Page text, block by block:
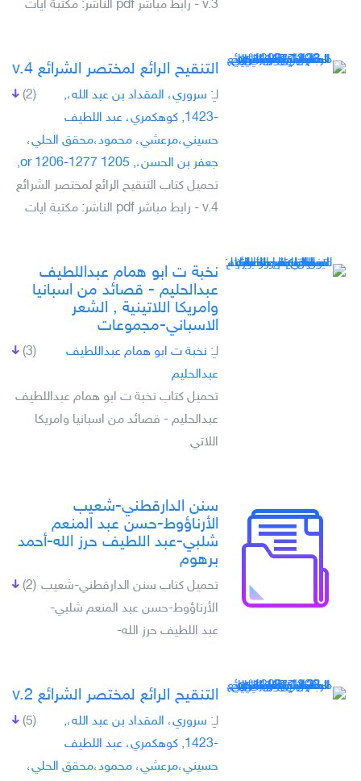
v.3 - رابط مباشر pdf الناشر: مكتبة ايات
التنقيح الرائع لمختصر الشرائع v.4
(2) لـِ: سروري، المقداد بن عبد الله،,
-1423, كوهكمري، عبد اللطيف
حسيني،مرعشي، محمود،محقق الحلي،
جعفر بن الحسن،, 1205 or 1206-1277,
تحميل كتاب التنقيح الرائع لمختصر الشرائع
v.4 - رابط مباشر pdf الناشر: مكتبة ايات
نخبة ت ابو ھمام عبداللطيف
عبدالحليم - قصائد من اسبانيا
وامريكا اللاتينية , الشعر
الاسباني-مجموعات
(3) لـِ: نخبة ت ابو ھمام عبداللطيف
عبدالحليم
تحميل كتاب نخبة ت ابو ھمام عبداللطيف
عبدالحليم - قصائد من اسبانيا وامريكا
اللاتي
سنن الدارقطني-شعيب
الأرناؤوط-حسن عبد المنعم
شلبي-عبد اللطيف حرز الله-أحمد
برهوم
(2) تحميل كتاب سنن الدارقطني-شعيب
الأرناؤوط-حسن عبد المنعم شلبي-
عبد اللطيف حرز الله-
التنقيح الرائع لمختصر الشرائع v.2
(5) لـِ: سروري، المقداد بن عبد الله،,
-1423, كوهكمري، عبد اللطيف
حسيني،مرعشي، محمود،محقق الحلي،